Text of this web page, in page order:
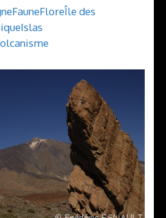
FauneFloreÎle des
Islas